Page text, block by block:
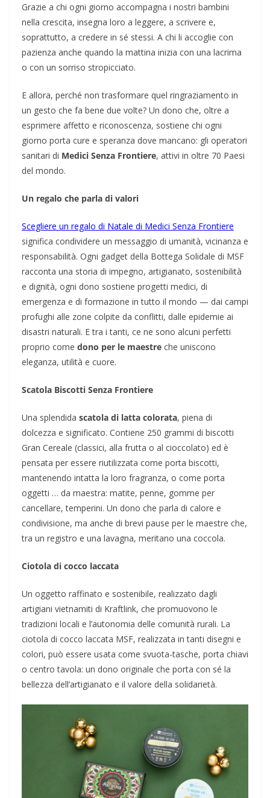
Grazie a chi ogni giorno accompagna i nostri bambini
nella crescita, insegna loro a leggere, a scrivere e,
soprattutto, a credere in sé stessi. A chi li accoglie con
pazienza anche quando la mattina inizia con una lacrima
o con un sorriso stropicciato.
E allora, perché non trasformare quel ringraziamento in
un gesto che fa bene due volte? Un dono che, oltre a
esprimere affetto e riconoscenza, sostiene chi ogni
giorno porta cure e speranza dove mancano: gli operatori
sanitari di Medici Senza Frontiere, attivi in oltre 70 Paesi
del mondo.
Un regalo che parla di valori
Scegliere un regalo di Natale di Medici Senza Frontiere
significa condividere un messaggio di umanità, vicinanza e
responsabilità. Ogni gadget della Bottega Solidale di MSF
racconta una storia di impegno, artigianato, sostenibilità
e dignità, ogni dono sostiene progetti medici, di
emergenza e di formazione in tutto il mondo — dai campi
profughi alle zone colpite da conflitti, dalle epidemie ai
disastri naturali. E tra i tanti, ce ne sono alcuni perfetti
proprio come dono per le maestre che uniscono
eleganza, utilità e cuore.
Scatola Biscotti Senza Frontiere
Una splendida scatola di latta colorata, piena di
dolcezza e significato. Contiene 250 grammi di biscotti
Gran Cereale (classici, alla frutta o al cioccolato) ed è
pensata per essere riutilizzata come porta biscotti,
mantenendo intatta la loro fragranza, o come porta
oggetti … da maestra: matite, penne, gomme per
cancellare, temperini. Un dono che parla di calore e
condivisione, ma anche di brevi pause per le maestre che,
tra un registro e una lavagna, meritano una coccola.
Ciotola di cocco laccata
Un oggetto raffinato e sostenibile, realizzato dagli
artigiani vietnamiti di Kraftlink, che promuovono le
tradizioni locali e l’autonomia delle comunità rurali. La
ciotola di cocco laccata MSF, realizzata in tanti disegni e
colori, può essere usata come svuota-tasche, porta chiavi
o centro tavola: un dono originale che porta con sé la
bellezza dell’artigianato e il valore della solidarietà.